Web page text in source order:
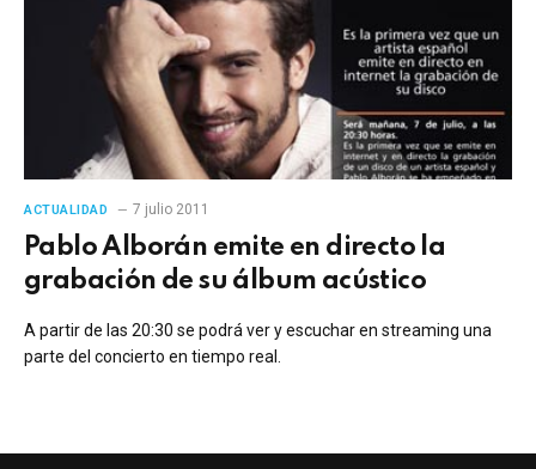
ACTUALIDAD 7 julio 2011
Pablo Alborán emite en directo la
grabación de su álbum acústico
A partir de las 20:30 se podrá ver y escuchar en streaming una
parte del concierto en tiempo real.